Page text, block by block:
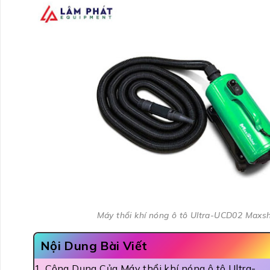
Máy thổi khí nóng ô tô Ultra-UCD02
Nội Dung Bài Viết